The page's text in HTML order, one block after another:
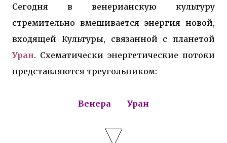
Сегодня в венерианскую культуру
стремительно вмешивается энергия новой,
входящей Культуры, связанной с планетой
Уран. Схематически энергетические потоки
представляются треугольником:
Венера Уран